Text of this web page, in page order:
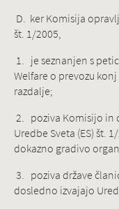
D. ker Komisija
št. 1/2005,
1. je seznanjen s
Welfare o prevozu
razdalje;
2. poziva Komisijo in
Uredbe Sveta (ES) št.
dokazno gradivo
3. poziva države
dosledno izvajajo